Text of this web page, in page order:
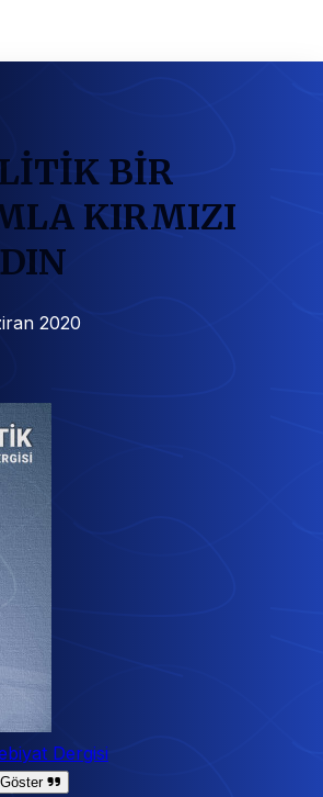
BİR
KIRMIZI
2020
Dergisi